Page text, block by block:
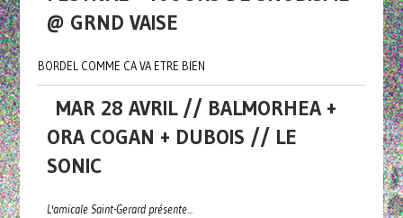
@ GRND VAISE
BORDEL COMME CA VA ETRE BIEN
MAR 28 AVRIL // BALMORHEA +
ORA COGAN + DUBOIS // LE
SONIC
L'amicale Saint-Gerard présente...